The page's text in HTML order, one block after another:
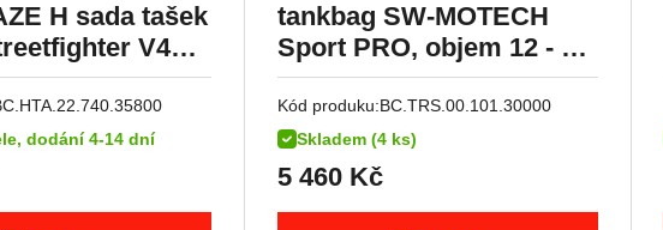
dodání 4-14 dní
H sada tašek
V4S ,
,1F ,4F, 7F (25-
Skladem (4 ks)
tankbag SW-MOTECH
Sport PRO, objem 12 - 17
litrů
Kód produku:BC.TRS.00.101.30000
5 460 Kč